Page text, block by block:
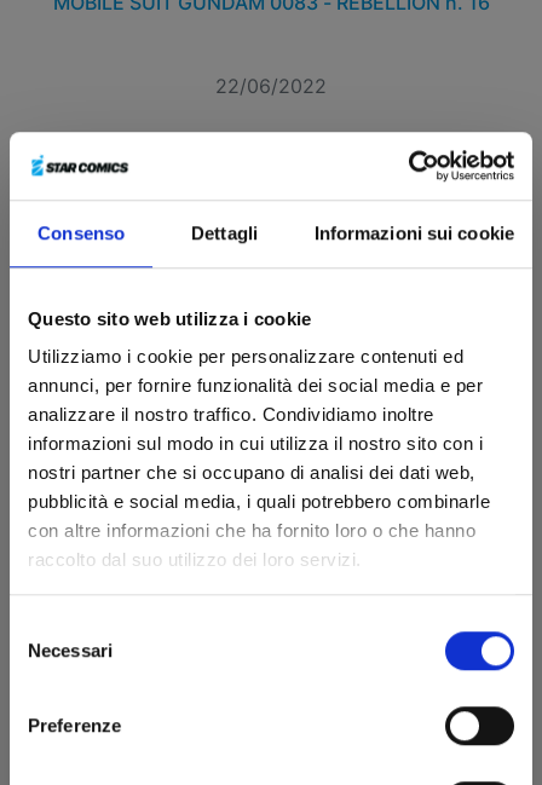
Consenso Dettagli Informazioni sui cookie
Questo sito web utilizza i cookie
Utilizziamo i cookie per personalizzare contenuti ed
annunci, per fornire funzionalità dei social media e per
analizzare il nostro traffico. Condividiamo inoltre
informazioni sul modo in cui utilizza il nostro sito con i
nostri partner che si occupano di analisi dei dati web,
pubblicità e social media, i quali potrebbero combinarle
con altre informazioni che ha fornito loro o che hanno
raccolto dal suo utilizzo dei loro servizi.
delNecessari
Preferenze
22/06/2022
GUNDAM THUNDERBOLT n. 16